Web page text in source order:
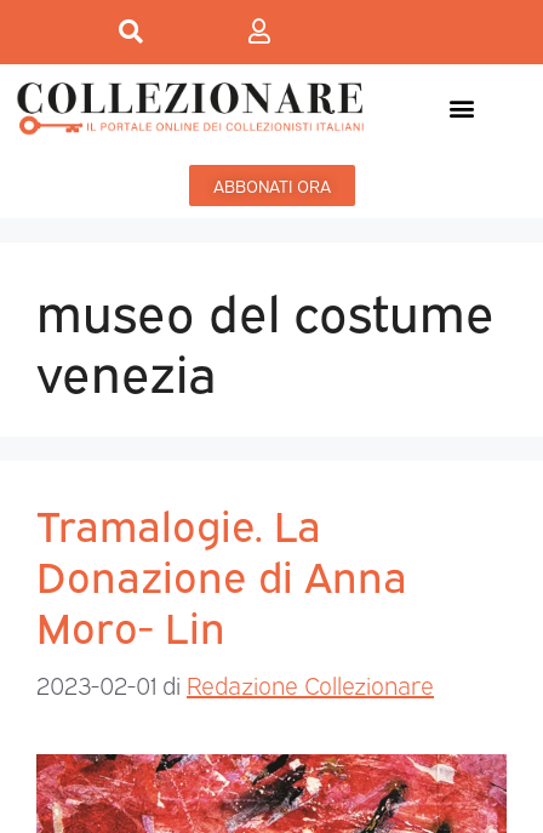
ABBONATI ORA
museo del costume
venezia
Tramalogie. La
Donazione di Anna
Moro- Lin
2023-02-01 di Redazione Collezionare